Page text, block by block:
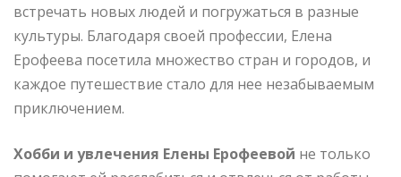
встречать новых людей и погружаться в разные
культуры. Благодаря своей профессии, Елена
Ерофеева посетила множество стран и городов, и
каждое путешествие стало для нее незабываемым
приключением.
Хобби и увлечения Елены Ерофеевой не только